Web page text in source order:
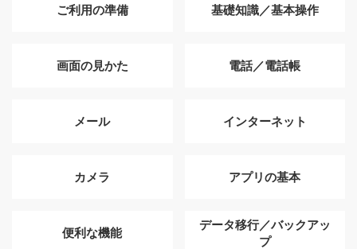
ご利用の準備 基礎知識／基本操作
画面の見かた 電話／電話帳
メール インターネット
カメラ アプリの基本
便利な機能
データ移行／バックアッ
プ